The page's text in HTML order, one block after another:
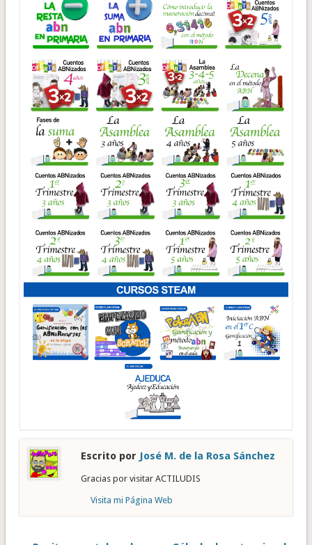
Escrito por José M. de la Rosa Sánchez
Gracias por visitar ACTILUDIS
Visita mi Página Web